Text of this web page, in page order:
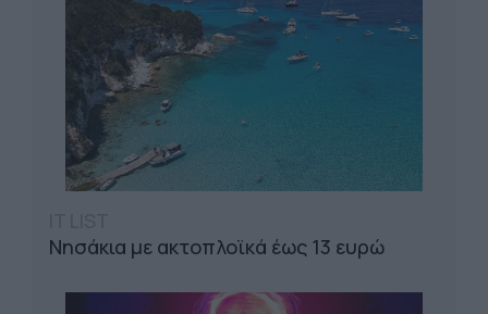
Νησάκια με ακτοπλοϊκά έως 13 ευρώ